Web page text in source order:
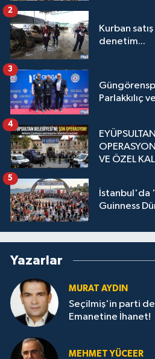
Kurban
denetim...
2
Parlakkılıç
3
VE ÖZEL
4
İstanbul'da
Guinness
5
Yazarlar
MURAT AYDIN
Seçilmiş'in parti
Emanetine İhanet!
MEHMET YÜCEER